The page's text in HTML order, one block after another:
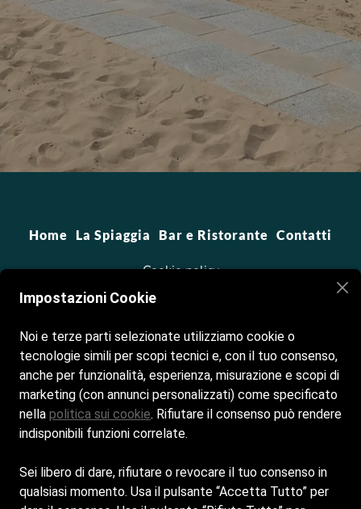
Home La Spiaggia Bar e Ristorante Contatti
Cookie policy
Privacy policy
Impostazioni Cookie
Noi e terze parti selezionate utilizziamo cookie o
tecnologie simili per scopi tecnici e, con il tuo consenso,
anche per funzionalità, esperienza, misurazione e scopi di
marketing (con annunci personalizzati) come specificato
nella politica sui cookie. Rifiutare il consenso può rendere
indisponibili funzioni correlate.
Sei libero di dare, rifiutare o revocare il tuo consenso in
qualsiasi momento. Usa il pulsante “Accetta Tutto” per